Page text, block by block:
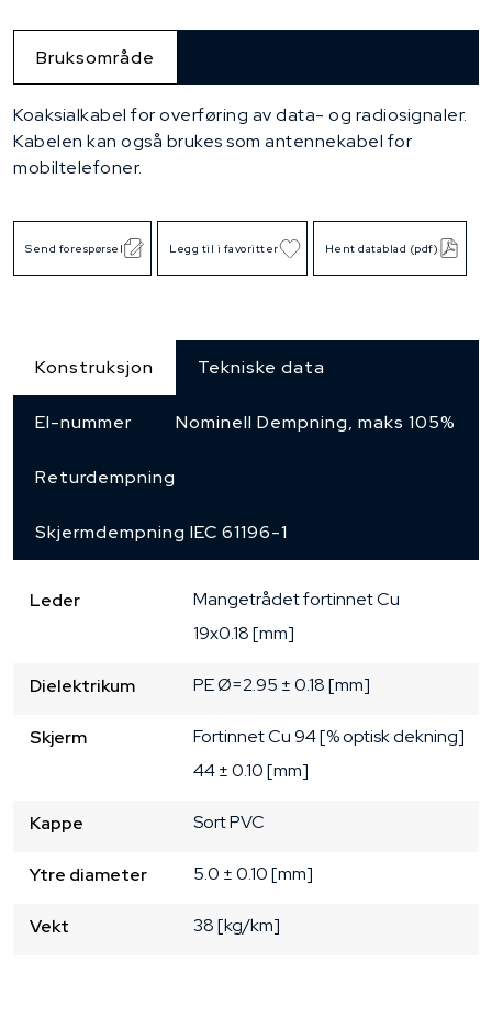
Bruksområde
Koaksialkabel for overføring av data- og radiosignaler.
Kabelen kan også brukes som antennekabel for
mobiltelefoner.
Send forespørsel Legg til i favoritter Hent datablad (pdf)
Konstruksjon Tekniske data
El-nummer Nominell Dempning, maks 105%
Returdempning
Skjermdempning IEC 61196-1
Leder Mangetrådetfortinnet Cu
19x0.18 [mm]
Dielektrikum PEØ=2.95 ± 0.18 [mm]
Skjerm Fortinnet Cu94 [% optisk dekning]
44 ± 0.10 [mm]
Kappe SortPVC
Ytre diameter 5.0 ± 0.10 [mm]
Vekt 38 [kg/km]